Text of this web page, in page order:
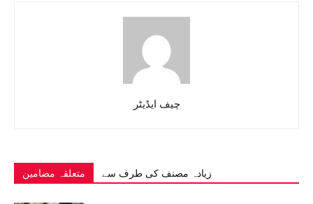
چیف ایڈیٹر
متعلقہ مضامین زیادہ مصنف کی طرف سے